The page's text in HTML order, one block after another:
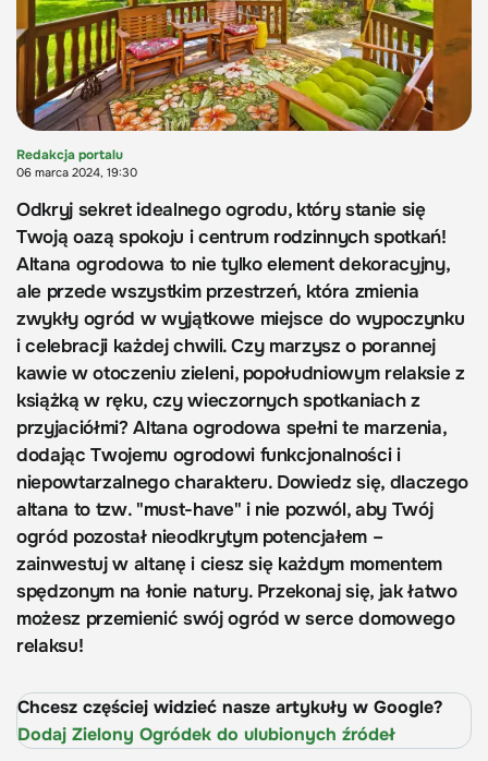
Redakcja portalu
06 marca 2024, 19:30
Odkryj sekret idealnego ogrodu, który stanie się
Twoją oazą spokoju i centrum rodzinnych spotkań!
Altana ogrodowa to nie tylko element dekoracyjny,
ale przede wszystkim przestrzeń, która zmienia
zwykły ogród w wyjątkowe miejsce do wypoczynku
i celebracji każdej chwili. Czy marzysz o porannej
kawie w otoczeniu zieleni, popołudniowym relaksie z
książką w ręku, czy wieczornych spotkaniach z
przyjaciółmi? Altana ogrodowa spełni te marzenia,
dodając Twojemu ogrodowi funkcjonalności i
niepowtarzalnego charakteru. Dowiedz się, dlaczego
altana to tzw. "must-have" i nie pozwól, aby Twój
ogród pozostał nieodkrytym potencjałem –
zainwestuj w altanę i ciesz się każdym momentem
spędzonym na łonie natury. Przekonaj się, jak łatwo
możesz przemienić swój ogród w serce domowego
relaksu!
Chcesz częściej widzieć nasze artykuły w Google?
Dodaj Zielony Ogródek do ulubionych źródeł